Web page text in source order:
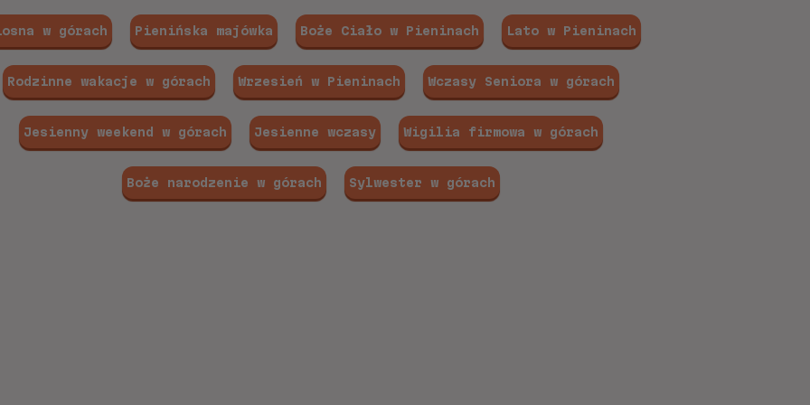
w górach Pienińska majówka Boże Ciało w Pieninach Lato w Pieninach
Rodzinne wakacje w górach Wrzesień w Pieninach Wczasy Seniora w górach
Jesienny weekend w górach Jesienne wczasy Wigilia firmowa w górach
Boże narodzenie w górach Sylwester w górach